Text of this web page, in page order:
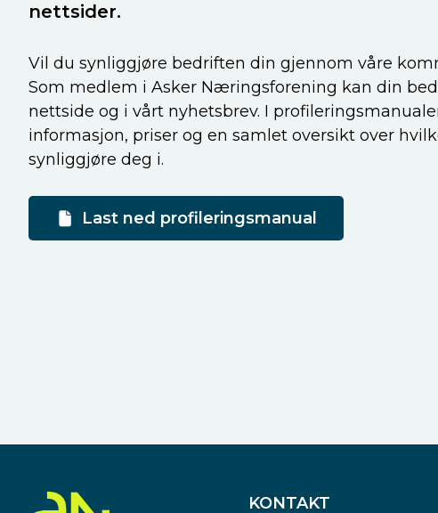
nettsider.
Vil du synliggjøre bedriften din gjennom våre
Som medlem i Asker Næringsforening kan din
nettside og i vårt nyhetsbrev. I
informasjon, priser og en samlet oversikt over
synliggjøre deg i.
Last ned profileringsmanual
KONTAKT